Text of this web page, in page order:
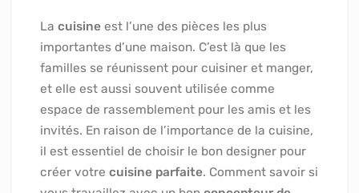
La cuisine est l’une des pièces les plus
importantes d’une maison. C’est là que les
familles se réunissent pour cuisiner et manger,
et elle est aussi souvent utilisée comme
espace de rassemblement pour les amis et les
invités. En raison de l’importance de la cuisine,
il est essentiel de choisir le bon designer pour
créer votre cuisine parfaite. Comment savoir si